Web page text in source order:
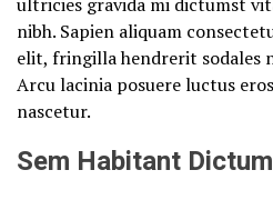
nibh. Sapien aliquam
elit, fringilla hendrerit sodales
Arcu lacinia posuere luctus
nascetur.
Sem Habitant